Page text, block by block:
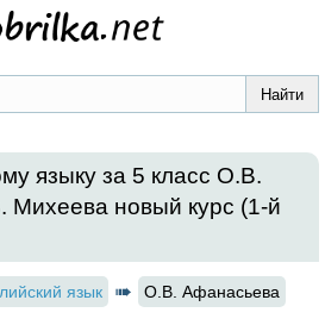
языку за 5 класс О.В.
новый курс (1-й
язык О.В. Афанасьева